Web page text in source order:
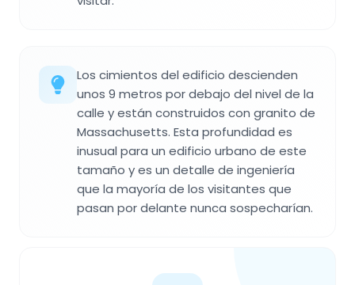
Los cimientos del edificio descienden
unos 9 metros por debajo del nivel de la
calle y están construidos con granito de
Massachusetts. Esta profundidad es
inusual para un edificio urbano de este
tamaño y es un detalle de ingeniería
que la mayoría de los visitantes que
pasan por delante nunca sospecharían.